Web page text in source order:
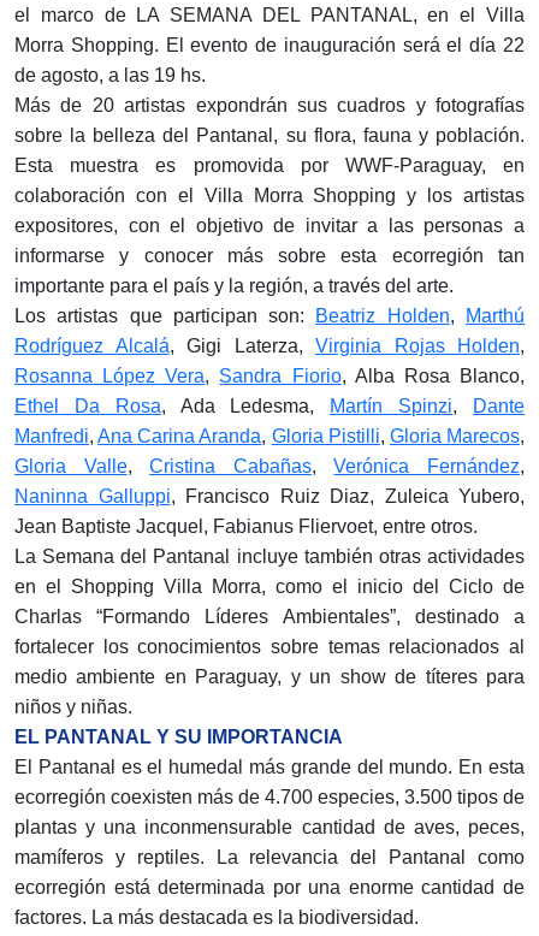
el marco de LA SEMANA DEL PANTANAL, en el Villa
Morra Shopping. El evento de inauguración será el día 22
de agosto, a las 19 hs.
Más de 20 artistas expondrán sus cuadros y fotografías
sobre la belleza del Pantanal, su flora, fauna y población.
Esta muestra es promovida por WWF-Paraguay, en
colaboración con el Villa Morra Shopping y los artistas
expositores, con el objetivo de invitar a las personas a
informarse y conocer más sobre esta ecorregión tan
importante para el país y la región, a través del arte.
Los artistas que participan son: Beatriz Holden,
Marthú
Rodríguez Alcalá, Gigi Laterza, Virginia Rojas Holden,
Rosanna López Vera, Sandra Fiorio, Alba Rosa Blanco,
Ethel Da Rosa, Ada Ledesma, Martín Spinzi,
Dante
Manfredi,Ana Carina Aranda, Gloria Pistilli, Gloria Marecos,
Gloria Valle,Cristina Cabañas,Verónica Fernández,
Naninna Galluppi, Francisco Ruiz Diaz, Zuleica Yubero,
Jean Baptiste Jacquel, Fabianus Fliervoet, entre otros.
La Semana del Pantanal incluye también otras actividades
en el Shopping Villa Morra, como el inicio del Ciclo de
Charlas “Formando Líderes Ambientales”, destinado a
fortalecer los conocimientos sobre temas relacionados al
medio ambiente en Paraguay, y un show de títeres para
niños y niñas.
EL PANTANAL Y SU IMPORTANCIA
El Pantanal es el humedal más grande del mundo. En esta
ecorregión coexisten más de 4.700 especies, 3.500 tipos de
plantas y una inconmensurable cantidad de aves, peces,
mamíferos y reptiles. La relevancia del Pantanal como
ecorregión está determinada por una enorme cantidad de
factores. La más destacada es la biodiversidad.